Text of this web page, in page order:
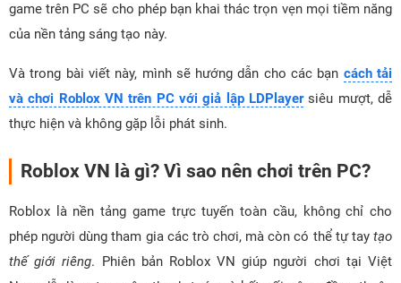
game trên PC sẽ cho phép bạn khai thác trọn vẹn mọi tiềm năng
của nền tảng sáng tạo này.
Và trong bài viết này, mình sẽ hướng dẫn cho các bạn cách tải
và chơi Roblox VN trên PC với giả lập LDPlayersiêu mượt, dễ
thực hiện và không gặp lỗi phát sinh.
Roblox VN là gì? Vì sao nên chơi trên PC?
Roblox là nền tảng game trực tuyến toàn cầu, không chỉ cho
phép người dùng tham gia các trò chơi, mà còn có thể tự tay tạo
thế giới riêng. Phiên bản Roblox VN giúp người chơi tại Việt